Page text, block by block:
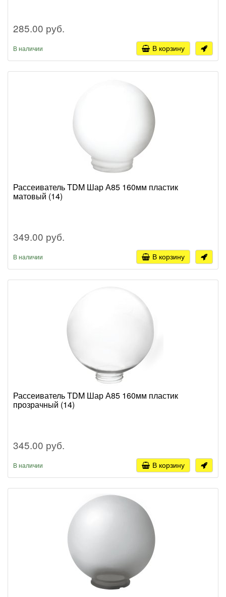
285.00 руб.
В наличии В корзину
Рассеиватель TDM Шар А85 160мм пластик
матовый (14)
349.00 руб.
В наличии В корзину
Рассеиватель TDM Шар А85 160мм пластик
прозрачный (14)
345.00 руб.
В наличии В корзину